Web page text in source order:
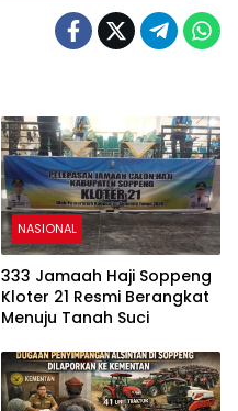
NASIONAL
333 Jamaah Haji Soppeng
Kloter 21 Resmi Berangkat
Menuju Tanah Suci